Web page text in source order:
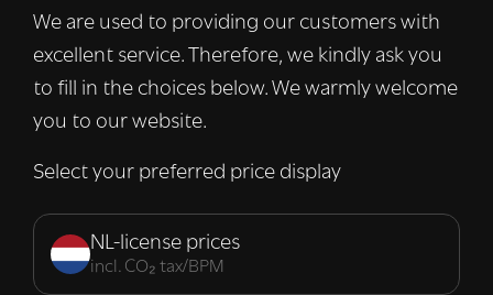
We are used to providing our customers with
excellent service. Therefore, we kindly ask you
to fill in the choices below. We warmly welcome
you to our website.
Select your preferred price display
NL-license prices
incl. CO₂ tax/BPM
informatie over uw gebruik van onze site
met onze advertentie- en analysepartners,
die deze kunnen combineren met andere
informatie die u aan hen heeft verstrekt of
van hun diensten. Lees verder
Strikt
noodzakelijk
Prestatie Targeting